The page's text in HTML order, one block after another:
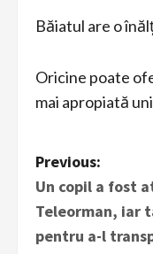
Băiatul are o
Oricine poate
mai apropiată
P
o
s
Previous:
Un copil a fost
Teleorman, iar
pentru a-l